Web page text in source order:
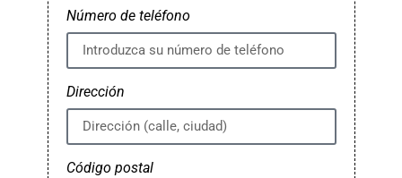
Número de teléfono
Dirección
Código postal